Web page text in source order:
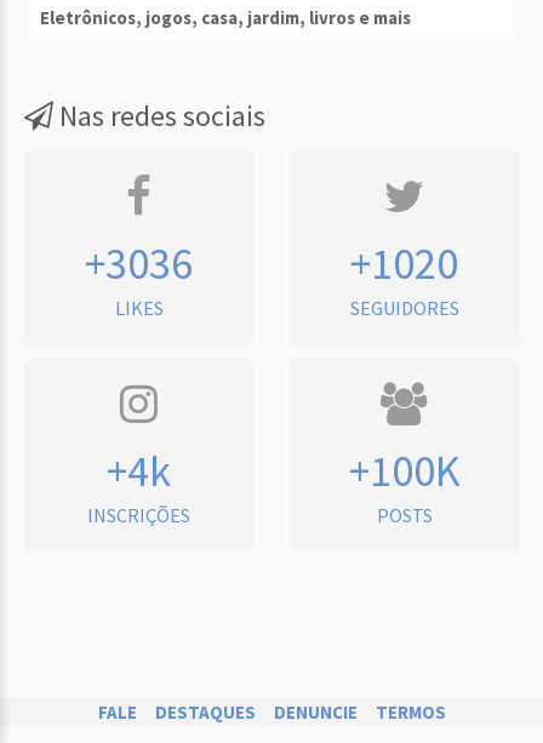
Eletrônicos, jogos, casa, jardim, livros e mais
Nas redes sociais
+3036
LIKES
+1020
SEGUIDORES
+4k
INSCRIÇÕES
+100K
POSTS
FALE DESTAQUES DENUNCIE TERMOS